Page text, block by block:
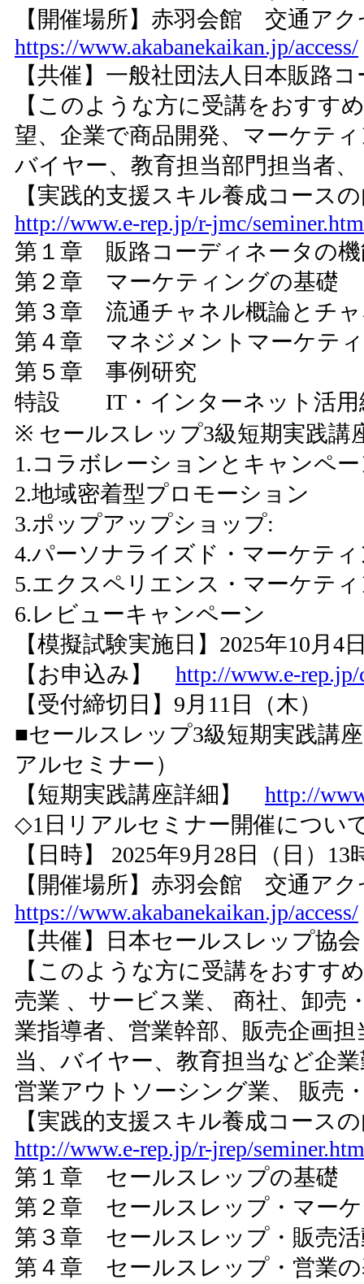
【開催場所】赤羽会館 交通ア
https://www.akabanekaikan.jp/access/
【共催】一般社団法人日本販路
【このような方に受講をおす
望、企業で商品開発、マーケテ
バイヤー、教育担当部門担当者
【実践的支援スキル養成コース
http://www.e-rep.jp/r-jmc/
第１章 販路コーディネータの機
第２章 マーケティングの基礎
第３章 流通チャネル概論とチ
第４章 マネジメントマーケテ
第５章 事例研究
特設 IT・インターネット活用
※ セールスレップ3級短期実践講
1.コラボレーションとキャンペ
2.地域密着型プロモーション
3.ポップアップショップ:
4.パーソナライズド・マーケテ
5.エクスペリエンス・マーケテ
6.レビューキャンペーン
【模擬試験実施日】2025年10月4
【お申込み】 http://www.e-
【受付締切日】9月11日（木）
■セールスレップ3級短期実践講
アルセミナー）
【短期実践講座詳細】 http://
◇1日リアルセミナー開催につい
【日時】 2025年9月28日（日）13
【開催場所】赤羽会館 交通アク
https://www.akabanekaikan.jp/access/
【共催】日本セールスレップ協
【このような方に受講をおす
売業 、サービス業、 商社、卸売
業指導者、営業幹部、販売企画
当、バイヤー、教育担当など企
営業アウトソーシング業、 販売
【実践的支援スキル養成コース
http://www.e-rep.jp/r-jrep/
第１章 セールスレップの基礎
第２章 セールスレップ・マー
第３章 セールスレップ・販売活
第４章 セールスレップ・営業